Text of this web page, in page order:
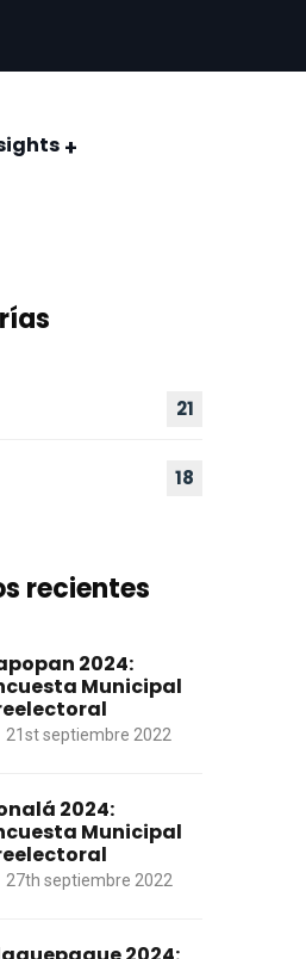
21
18
recientes
2024:
Municipal
21st septiembre 2022
2024:
Municipal
27th septiembre 2022